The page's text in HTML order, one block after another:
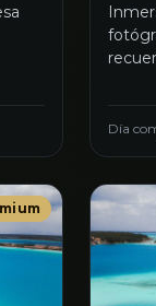
Día